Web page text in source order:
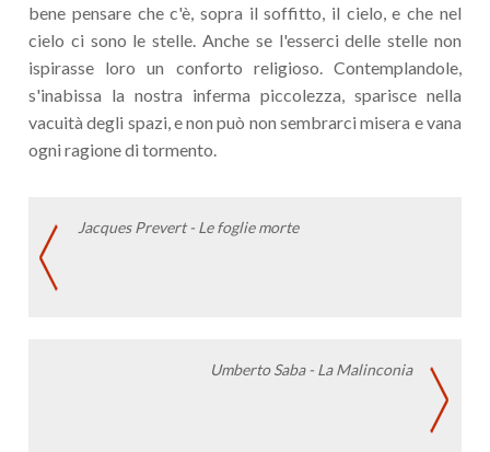
bene pensare che c'è, sopra il soffitto, il cielo, e che nel
cielo ci sono le stelle. Anche se l'esserci delle stelle non
ispirasse loro un conforto religioso. Contemplandole,
s'inabissa la nostra inferma piccolezza, sparisce nella
vacuità degli spazi, e non può non sembrarci misera e vana
ogni ragione di tormento.
Jacques Prevert - Le foglie morte
Umberto Saba - La Malinconia